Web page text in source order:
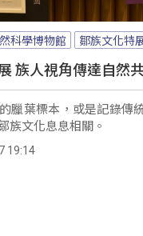
科學博物館 鄒族文化特
族人視角傳達自然
臘葉標本，或是記錄傳
族文化息息相關。
19:14